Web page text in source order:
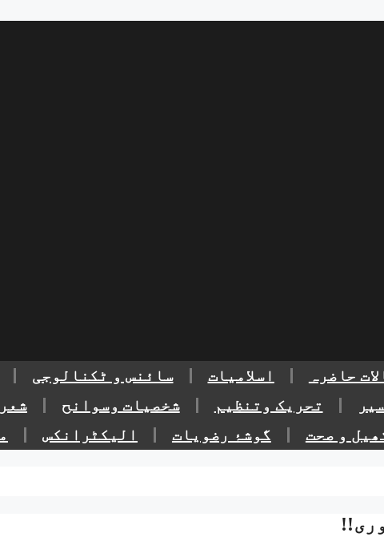
حاضرہ اسلامیات سائنس و ٹکنالوجی
تحریک وتنظیم شخصیات وسوانح
و صحت گوشۂ رضویات الیکٹرانکس